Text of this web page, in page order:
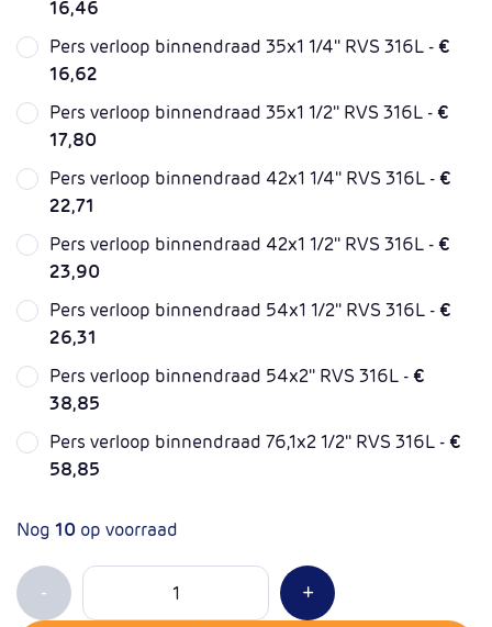
16,46
Pers verloop binnendraad 35x1 1/4'' RVS 316L -€
16,62
Pers verloop binnendraad 35x1 1/2'' RVS 316L -€
17,80
Pers verloop binnendraad 42x1 1/4'' RVS 316L -€
22,71
Pers verloop binnendraad 42x1 1/2'' RVS 316L -€
23,90
Pers verloop binnendraad 54x1 1/2'' RVS 316L -€
26,31
Pers verloop binnendraad 54x2'' RVS 316L -€
38,85
Pers verloop binnendraad 76,1x2 1/2'' RVS 316L -€
58,85
Nog 10 op voorraad
- Min 1
Aantal
+Plus 1